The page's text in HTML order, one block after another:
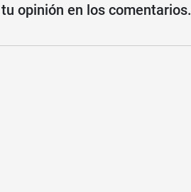
opinión en los comentarios.